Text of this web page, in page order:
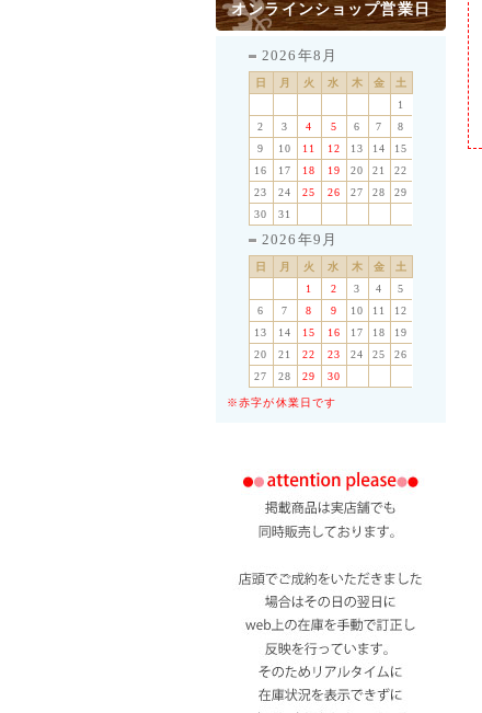
オンラインショップ営業日
2026年8月
日 月 火 水 木 金
土
1
2
3 4 5 6 7
8
9
10 11 12 13 14
15
16
17 18 19 20 21
22
23
24 25 26 27 28
29
30
31
2026年9月
日 月 火 水 木 金
土
1
2 3 4
5
6
7 8 9 10 11
12
13
14 15 16 17 18
19
20
21 22 23 24 25
26
27
28 29 30
※赤字が休業日です